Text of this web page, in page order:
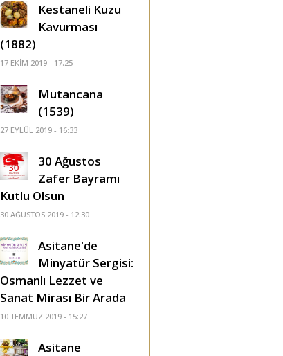
Kestaneli Kuzu
Kavurması
(1882)
17 EKIM 2019 - 17:25
Mutancana
(1539)
27 EYLÜL 2019 - 16:33
30 Ağustos
Zafer Bayramı
Kutlu Olsun
30 AĞUSTOS 2019 - 12:30
Asitane'de
Minyatür Sergisi:
Osmanlı Lezzet ve
Sanat Mirası Bir Arada
10 TEMMUZ 2019 - 15:27
Asitane